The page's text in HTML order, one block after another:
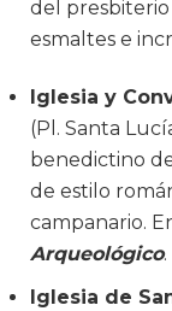
del presbiterio
esmaltes e
Iglesia y
(Pl. Santa
benedictino
de estilo
campanario.
Arqueológico.
Iglesia de